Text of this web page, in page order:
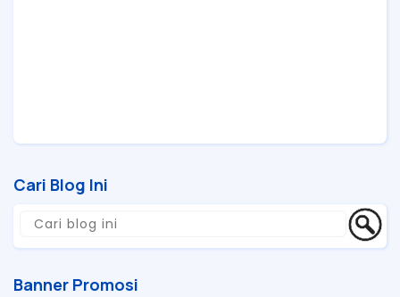
Cari Blog Ini
Banner Promosi